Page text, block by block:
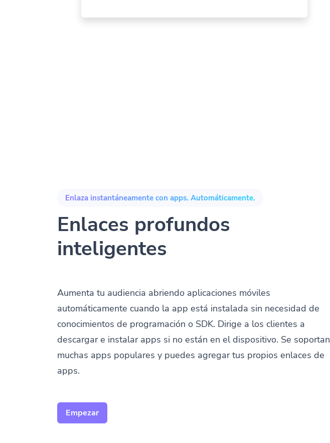
Enlaza instantáneamente con apps. Automáticamente.
Enlaces profundos
inteligentes
Aumenta tu audiencia abriendo aplicaciones móviles
automáticamente cuando la app está instalada sin necesidad de
conocimientos de programación o SDK. Dirige a los clientes a
descargar e instalar apps si no están en el dispositivo. Se soportan
muchas apps populares y puedes agregar tus propios enlaces de
apps.
Empezar